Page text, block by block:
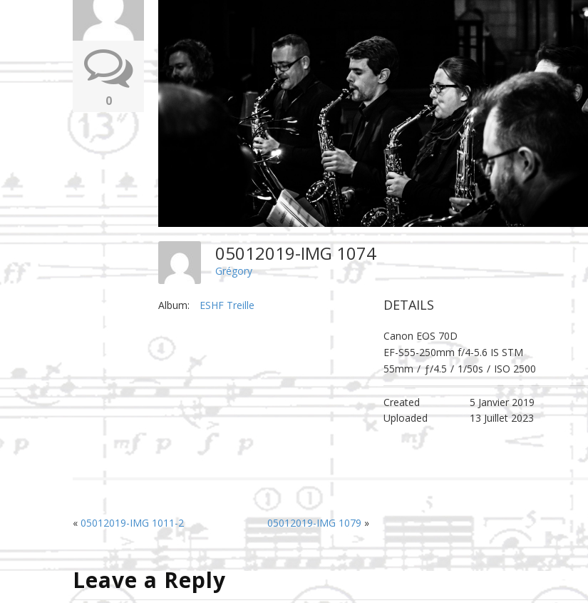
0
05012019-IMG 1074
Grégory
Album: ESHF Treille DETAILS
Canon EOS 70D
EF-S55-250mm f/4-5.6 IS STM
55mm / ƒ/4.5 / 1/50s / ISO 2500
Created
5 Janvier 2019
Uploaded
13 Juillet 2023
« 05012019-IMG 1011-2 05012019-IMG 1079 »
Leave a Reply